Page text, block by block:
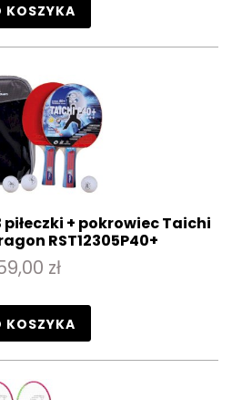
KOSZYKA
+ pokrowiec Taichi
RST12305P40+
zł
KOSZYKA